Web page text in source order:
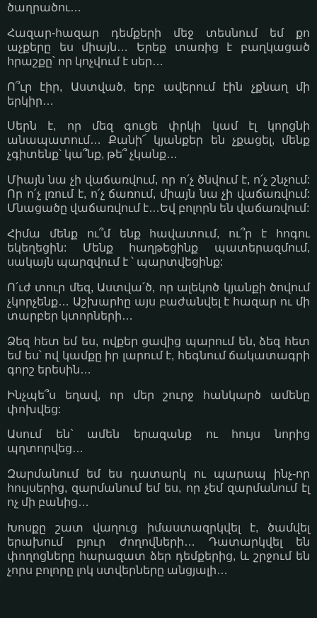
ծաղրածու…
Հազար-հազար դեմքերի մեջ տեսնում եմ քո
աչքերը ես միայն… Երեք տառից է բաղկացած
հրաշքը՝ որ կոչվում է սեր…
Ո՞ւր էիր, Աստված, երբ ավերում էին չքնաղ մի
երկիր…
Սերն է, որ մեզ գուցե փրկի կամ էլ կորցնի
անապատում… Քանի՜ կյանքեր են չքացել, մենք
չգիտենք՝ կա՞նք, թե՞ չկանք…
Միայն նա չի վաճառվում, որ ո՛չ ծնվում է, ո՛չ շնչում:
Որ ո՛չ լռում է, ո՛չ ճառում, միայն նա չի վաճառվում:
Մնացածը վաճառվում է…Եվ բոլորն են վաճառվում:
Հիմա մենք ու՞մ ենք հավատում, ու՞ր է հոգու
եկեղեցին: Մենք հաղթեցինք պատերազմում,
սակայն պարզվում է ՝ պարտվեցինք:
Ո՛ւժ տուր մեզ, Աստվա՛ծ, որ ալեկոծ կյանքի ծովում
չկորչենք… Աշխարհը այս բաժանվել է հազար ու մի
տարբեր կտորների…
Ձեզ հետ եմ ես, ովքեր ցավից պարում են, ձեզ հետ
եմ ես՝ ով կամքը իր լարում է, հեգնում ճակատագրի
գորշ երեսին…
Ինչպե՞ս եղավ, որ մեր շուրջ հանկարծ ամենը
փոխվեց:
Ասում են` ամեն երազանք ու հույս նորից
պղտորվեց…
Զարմանում եմ ես դատարկ ու պարապ ինչ-որ
հույսերից, զարմանում եմ ես, որ չեմ զարմանում էլ
ոչ մի բանից…
Խոսքը շատ վաղուց իմաստազրկվել է, ծամվել
երախում բյուր ժողովների… Դատարկվել են
փողոցները հարազատ ձեր դեմքերից, և շրջում են
չորս բոլորը լոկ ստվերները անցյալի…